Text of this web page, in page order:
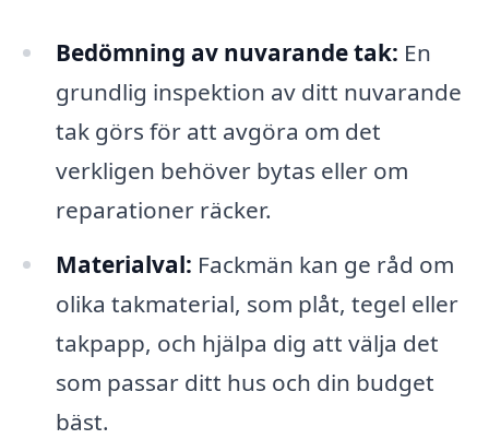
Bedömning av nuvarande tak: En
grundlig inspektion av ditt nuvarande
tak görs för att avgöra om det
verkligen behöver bytas eller om
reparationer räcker.
Materialval: Fackmän kan ge råd om
olika takmaterial, som plåt, tegel eller
takpapp, och hjälpa dig att välja det
som passar ditt hus och din budget
bäst.